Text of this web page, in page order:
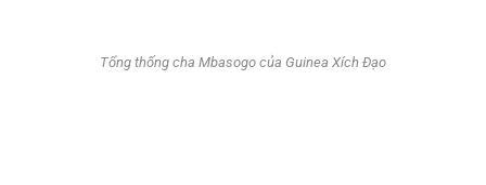
Tổng thống cha Mbasogo của Guinea Xích Đạo